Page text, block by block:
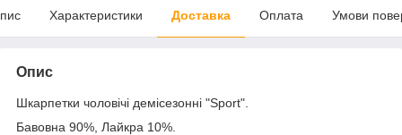
Характеристики Доставка Оплата Умови
Опис
Шкарпетки чоловічі демісезонні "Sport".
Бавовна 90%, Лайкра 10%.